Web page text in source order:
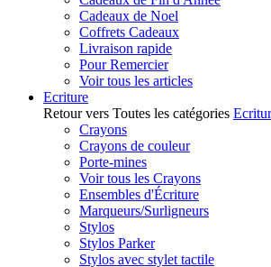
Cadeaux de Noel
Coffrets Cadeaux
Livraison rapide
Pour Remercier
Voir tous les articles
Ecriture
Retour vers Toutes les catégories
Crayons
Crayons de couleur
Porte-mines
Voir tous les Crayons
Ensembles d'Écriture
Marqueurs/Surligneurs
Stylos
Stylos Parker
Stylos avec stylet tactile